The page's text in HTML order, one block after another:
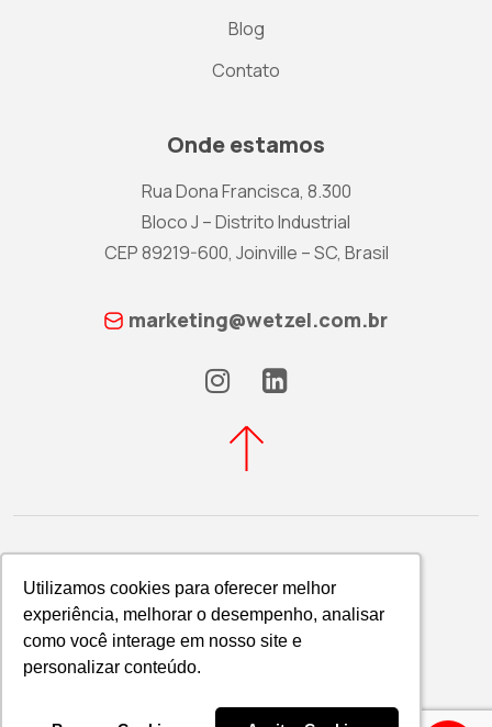
Utilizamos cookies para oferecer melhor
experiência, melhorar o desempenho, analisar
como você interage em nosso site e
personalizar conteúdo.
Utilizamos cookies para oferecer melhor
experiência, melhorar o desempenho, analisar
como você interage em nosso site e
personalizar conteúdo.
Blog
Contato
Onde estamos
Rua Dona Francisca, 8.300
Bloco J – Distrito Industrial
CEP 89219-600, Joinville – SC, Brasil
marketing@wetzel.com.br
Política de Privacidade
WETZEL S/A © 2026